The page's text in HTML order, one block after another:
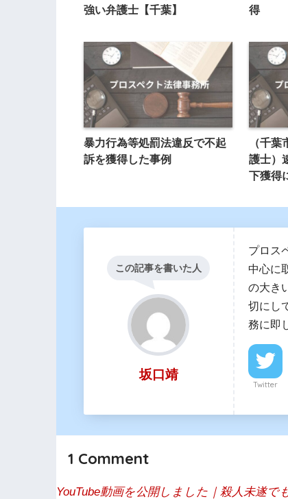
強い弁護士【千葉】
得
暴力行為等処罰法違反で不起
訴を獲得した事例
（千
護士）
下獲得
この記事を書いた人
坂口靖
プロス
中心に
の大き
切にし
務に即
Twitter
1 Comment
YouTube動画を公開しました｜殺人未遂